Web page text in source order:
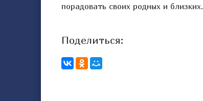
порадовать своих родных и близких.
Поделиться: